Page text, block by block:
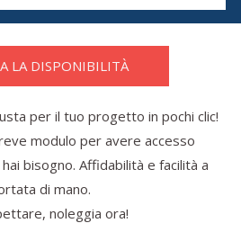
LA DISPONIBILITÀ
per il tuo progetto in pochi clic!
modulo per avere accesso
bisogno. Affidabilità e facilità a
di mano.
noleggia ora!